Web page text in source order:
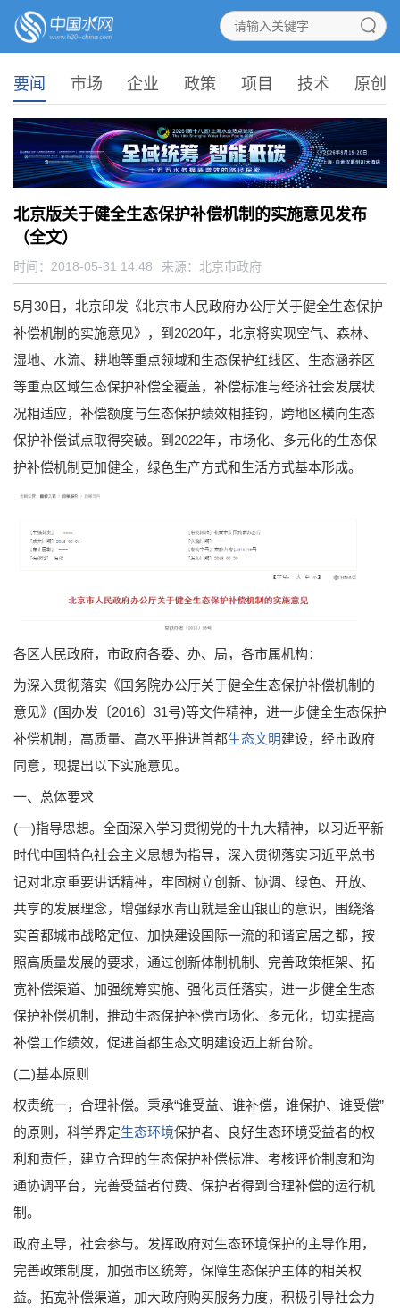
要闻 市场 企业 政策 项目 技术 原创
北京版关于健全生态保护补偿机制的实施意见发布
（全文）
时间：2018-05-31 14:48 来源： 北京市政府
5月30日，北京印发《北京市人民政府办公厅关于健全生态保护
补偿机制的实施意见》，到2020年，北京将实现空气、森林、
湿地、水流、耕地等重点领域和生态保护红线区、生态涵养区
等重点区域生态保护补偿全覆盖，补偿标准与经济社会发展状
况相适应，补偿额度与生态保护绩效相挂钩，跨地区横向生态
保护补偿试点取得突破。到2022年，市场化、多元化的生态保
护补偿机制更加健全，绿色生产方式和生活方式基本形成。
各区人民政府，市政府各委、办、局，各市属机构：
为深入贯彻落实《国务院办公厅关于健全生态保护补偿机制的
意见》(国办发〔2016〕31号)等文件精神，进一步健全生态保护
补偿机制，高质量、高水平推进首都生态文明建设，经市政府
同意，现提出以下实施意见。
一、总体要求
(一)指导思想。全面深入学习贯彻党的十九大精神，以习近平新
时代中国特色社会主义思想为指导，深入贯彻落实习近平总书
记对北京重要讲话精神，牢固树立创新、协调、绿色、开放、
共享的发展理念，增强绿水青山就是金山银山的意识，围绕落
实首都城市战略定位、加快建设国际一流的和谐宜居之都，按
照高质量发展的要求，通过创新体制机制、完善政策框架、拓
宽补偿渠道、加强统筹实施、强化责任落实，进一步健全生态
保护补偿机制，推动生态保护补偿市场化、多元化，切实提高
补偿工作绩效，促进首都生态文明建设迈上新台阶。
(二)基本原则
权责统一，合理补偿。秉承“谁受益、谁补偿，谁保护、谁受偿”
的原则，科学界定生态环境保护者、良好生态环境受益者的权
利和责任，建立合理的生态保护补偿标准、考核评价制度和沟
通协调平台，完善受益者付费、保护者得到合理补偿的运行机
制。
政府主导，社会参与。发挥政府对生态环境保护的主导作用，
完善政策制度，加强市区统筹，保障生态保护主体的相关权
益。拓宽补偿渠道，加大政府购买服务力度，积极引导社会力